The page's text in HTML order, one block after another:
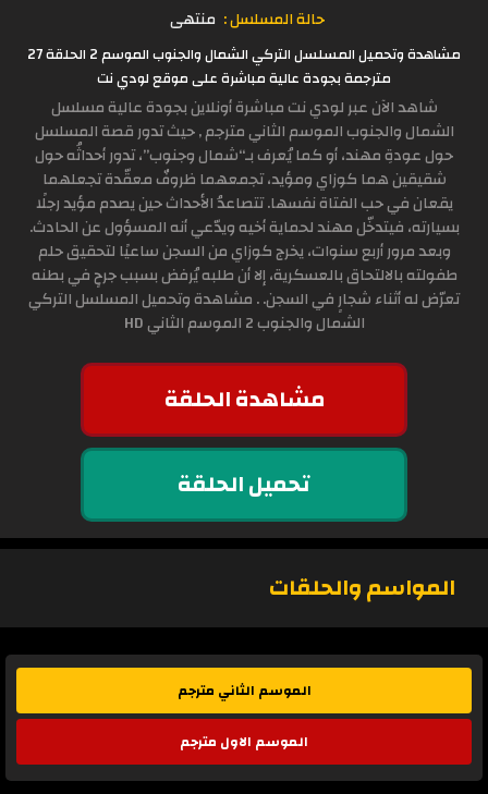
حالة المسلسل : منتهى
مشاهدة وتحميل المسلسل التركي الشمال والجنوب الموسم 2 الحلقة 27
مترجمة بجودة عالية مباشرة على موقع لودي نت
شاهد الآن عبر لودي نت مباشرة أونلاين بجودة عالية مسلسل
الشمال والجنوب الموسم الثاني مترجم , حيث تدور قصة المسلسل
حول عودةِ مهند، أو كما يُعرف بـ“شمال وجنوب”، تدور أحداثُه حول
شقيقين هما كوزاي ومؤيد، تجمعهما ظروفٌ معقّدة تجعلهما
يقعان في حب الفتاة نفسها. تتصاعدُ الأحداث حين يصدم مؤيد رجلًا
بسيارته، فيتدخّل مهند لحماية أخيه ويدّعي أنه المسؤول عن الحادث.
وبعد مرور أربع سنوات، يخرج كوزاي من السجن ساعيًا لتحقيق حلم
طفولته بالالتحاق بالعسكرية، إلا أن طلبه يُرفض بسبب جرحٍ في بطنه
تعرّض له أثناء شجارٍ في السجن. . مشاهدة وتحميل المسلسل التركي
الشمال والجنوب 2 الموسم الثاني HD
مشاهدة الحلقة
تحميل الحلقة
المواسم والحلقات
الموسم الثاني مترجم
الموسم الاول مترجم